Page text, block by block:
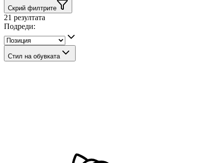
Скрий филтрите
21 резултата
Подреди:
Стил на обувката